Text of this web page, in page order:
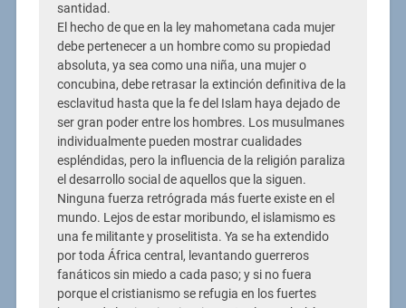
santidad.
El hecho de que en la ley mahometana cada mujer
debe pertenecer a un hombre como su propiedad
absoluta, ya sea como una niña, una mujer o
concubina, debe retrasar la extinción definitiva de la
esclavitud hasta que la fe del Islam haya dejado de
ser gran poder entre los hombres. Los musulmanes
individualmente pueden mostrar cualidades
espléndidas, pero la influencia de la religión paraliza
el desarrollo social de aquellos que la siguen.
Ninguna fuerza retrógrada más fuerte existe en el
mundo. Lejos de estar moribundo, el islamismo es
una fe militante y proselitista. Ya se ha extendido
por toda África central, levantando guerreros
fanáticos sin miedo a cada paso; y si no fuera
porque el cristianismo se refugia en los fuertes